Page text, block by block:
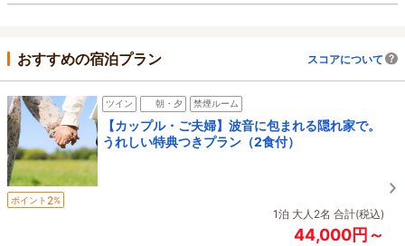
おすすめの宿泊プラン スコアについて
ツイン 朝・夕 禁煙ルーム
【カップル・ご夫婦】波音に包まれる隠れ家で。
うれしい特典つきプラン（2食付）
ポイント 2%
1泊 大人2名 合計(税込)
44,000円～